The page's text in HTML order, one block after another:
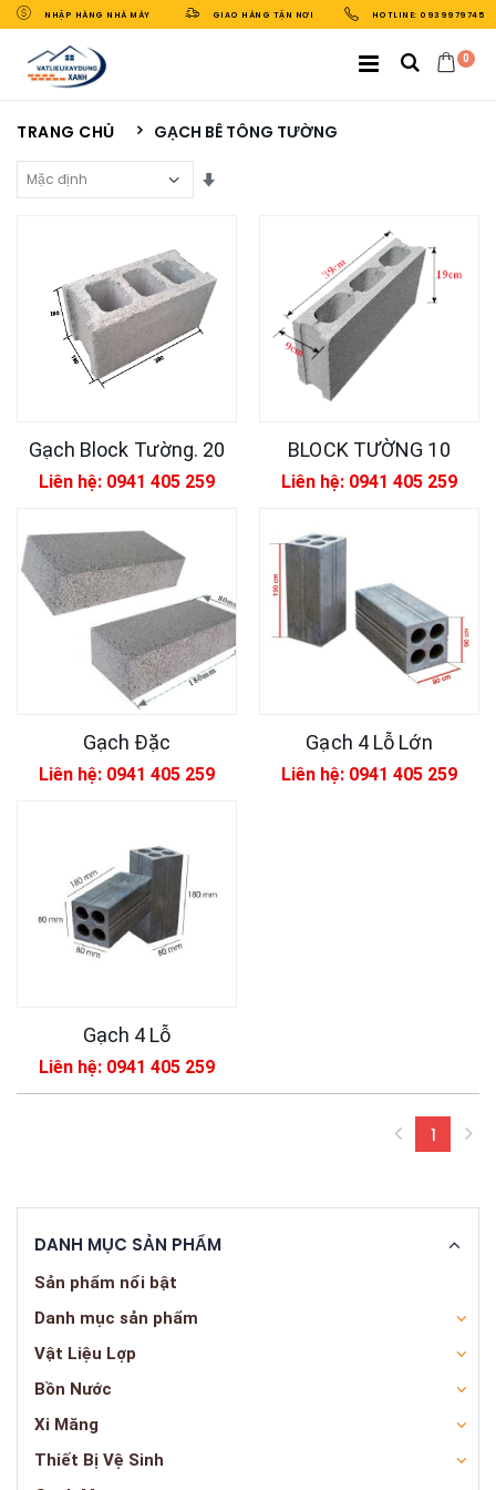
NHẬP HÀNG NHÀ MÁY GIAO HÀNG TẬN NƠI HOTLINE: 0939979745
0
TRANG CHỦ GẠCH BÊ TÔNG TƯỜNG
Sắp Xếp Theo
Gạch Block Tường. 20
Liên hệ: 0941 405 259
BLOCK TƯỜNG 10
Liên hệ: 0941 405 259
Gạch Đặc
Liên hệ: 0941 405 259
Gạch 4 Lỗ Lớn
Liên hệ: 0941 405 259
Gạch 4 Lỗ
Liên hệ: 0941 405 259
1
DANH MỤC SẢN PHẨM
Sản phẩm nổi bật
Danh mục sản phẩm
Vật Liệu Lợp
Bồn Nước
Xi Măng
Thiết Bị Vệ Sinh